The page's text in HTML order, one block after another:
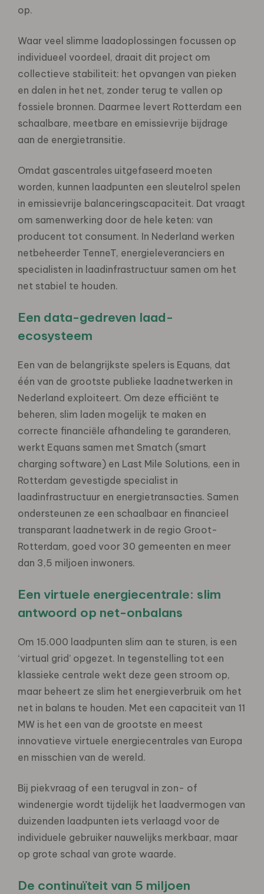
op.
Waar veel slimme laadoplossingen focussen op
individueel voordeel, draait dit project om
collectieve stabiliteit: het opvangen van pieken
en dalen in het net, zonder terug te vallen op
fossiele bronnen. Daarmee levert Rotterdam een
schaalbare, meetbare en emissievrije bijdrage
aan de energietransitie.
Omdat gascentrales uitgefaseerd moeten
worden, kunnen laadpunten een sleutelrol spelen
in emissievrije balanceringscapaciteit. Dat vraagt
om samenwerking door de hele keten: van
producent tot consument. In Nederland werken
netbeheerder TenneT, energieleveranciers en
specialisten in laadinfrastructuur samen om het
net stabiel te houden.
Een data-gedreven laad-
ecosysteem
Een van de belangrijkste spelers is Equans, dat
één van de grootste publieke laadnetwerken in
Nederland exploiteert. Om deze efficiënt te
beheren, slim laden mogelijk te maken en
correcte financiële afhandeling te garanderen,
werkt Equans samen met Smatch (smart
charging software) en Last Mile Solutions, een in
Rotterdam gevestigde specialist in
laadinfrastructuur en energietransacties. Samen
ondersteunen ze een schaalbaar en financieel
transparant laadnetwerk in de regio Groot-
Rotterdam, goed voor 30 gemeenten en meer
dan 3,5 miljoen inwoners.
Een virtuele energiecentrale: slim
antwoord op net-onbalans
Om 15.000 laadpunten slim aan te sturen, is een
‘virtual grid’ opgezet. In tegenstelling tot een
klassieke centrale wekt deze geen stroom op,
maar beheert ze slim het energieverbruik om het
net in balans te houden. Met een capaciteit van 11
MW is het een van de grootste en meest
innovatieve virtuele energiecentrales van Europa
en misschien van de wereld.
Bij piekvraag of een terugval in zon- of
windenergie wordt tijdelijk het laadvermogen van
duizenden laadpunten iets verlaagd voor de
individuele gebruiker nauwelijks merkbaar, maar
op grote schaal van grote waarde.
De continuïteit van 5 miljoen